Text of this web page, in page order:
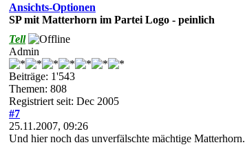
Ansichts-Optionen
SP mit Matterhorn im Partei Logo - peinlich
Tell
Admin
Beiträge: 1'543
Themen: 808
Registriert seit: Dec 2005
#7
25.11.2007, 09:26
Und hier noch das unverfälschte mächtige Matterhorn.